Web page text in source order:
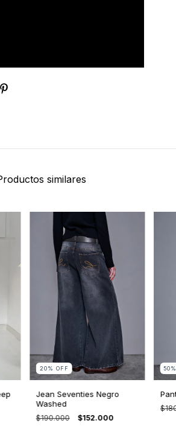
similares
20% OFF
Jean Seventies Negro
Washed
$190.000 $152.000
50